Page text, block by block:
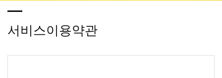
서비스이용약관